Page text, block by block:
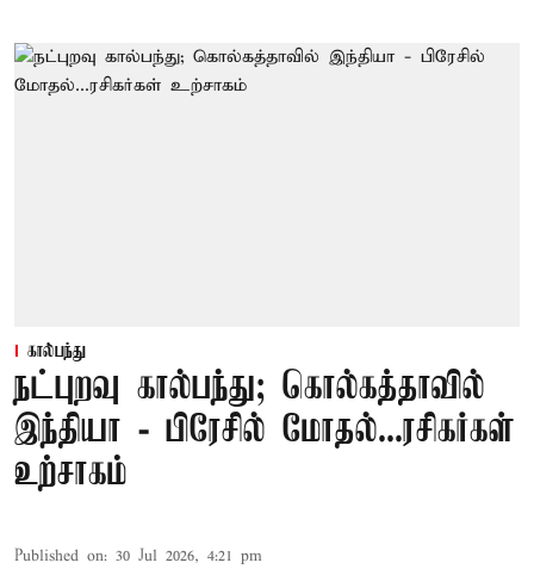
கால்பந்து
நட்புறவு கால்பந்து; கொல்கத்தாவில்
இந்தியா - பிரேசில் மோதல்...ரசிகர்கள்
உற்சாகம்
Published on: 30 Jul 2026, 4:21 pm